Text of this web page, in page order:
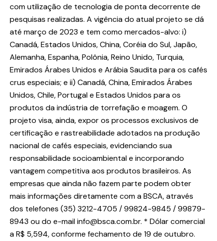
com utilização de tecnologia de ponta decorrente de
pesquisas realizadas. A vigência do atual projeto se dá
até março de 2023 e tem como mercados-alvo: i)
Canadá, Estados Unidos, China, Coréia do Sul, Japão,
Alemanha, Espanha, Polônia, Reino Unido, Turquia,
Emirados Árabes Unidos e Arábia Saudita para os cafés
crus especiais; e ii) Canadá, China, Emirados Árabes
Unidos, Chile, Portugal e Estados Unidos para os
produtos da indústria de torrefação e moagem. O
projeto visa, ainda, expor os processos exclusivos de
certificação e rastreabilidade adotados na produção
nacional de cafés especiais, evidenciando sua
responsabilidade socioambiental e incorporando
vantagem competitiva aos produtos brasileiros. As
empresas que ainda não fazem parte podem obter
mais informações diretamente com a BSCA, através
dos telefones (35) 3212-4705 / 99824-9845 / 99879-
8943 ou do e-mail info@bsca.com.br. * Dólar comercial
a R$ 5,594, conforme fechamento de 19 de outubro.